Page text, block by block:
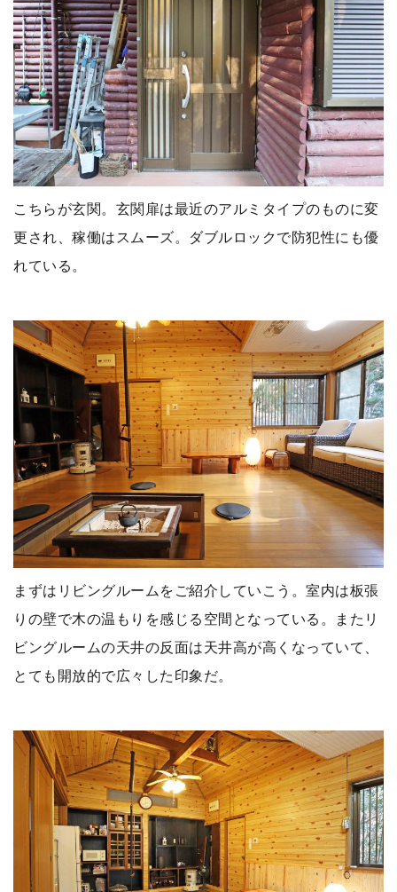
こちらが玄関。玄関扉は最近のアルミタイプのものに変
更され、稼働はスムーズ。ダブルロックで防犯性にも優
れている。
まずはリビングルームをご紹介していこう。室内は板張
りの壁で木の温もりを感じる空間となっている。またリ
ビングルームの天井の反面は天井高が高くなっていて、
とても開放的で広々した印象だ。